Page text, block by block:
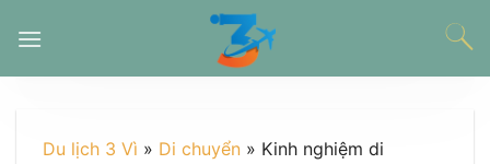
đến
Du lịch 3 Vì » Di chuyển » Kinh nghiệm di